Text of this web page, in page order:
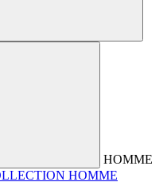
HOMME
HOMME